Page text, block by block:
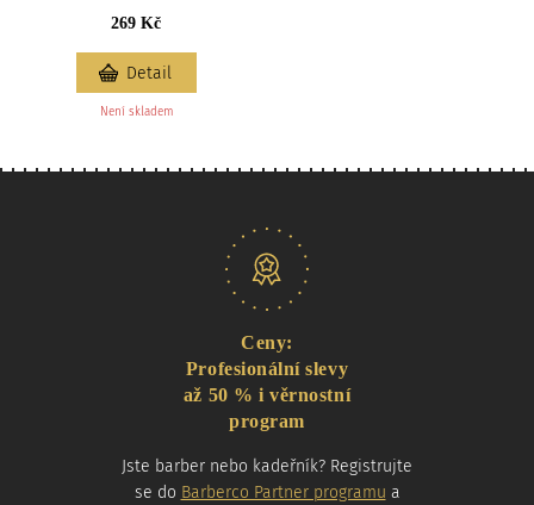
269 Kč
Není skladem
Detail
Ceny:
Profesionální slevy
až 50 % i věrnostní
program
Jste barber nebo kadeřník? Registrujte
se do Barberco Partner programu a